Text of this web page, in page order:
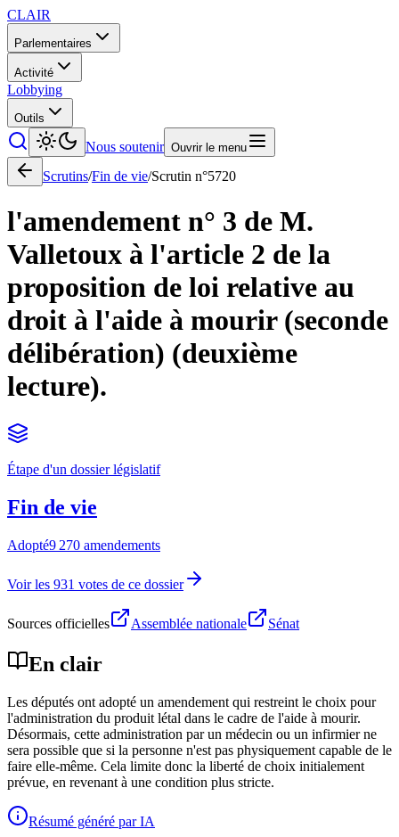
CLAIR
Parlementaires
Activité
Lobbying
Outils
Nous soutenir Ouvrir le menu
Scrutins/Fin de vie/Scrutin n°5720
l'amendement n° 3 de M.
Valletoux à l'article 2 de la
proposition de loi relative au
droit à l'aide à mourir (seconde
délibération) (deuxième
lecture).
Étape d'un dossier législatif
Fin de vie
Adopté9 270 amendements
Voir les 931 votes de ce dossier
Sources officielles Assemblée nationale Sénat
En clair
Les députés ont adopté un amendement qui restreint le choix pour
l'administration du produit létal dans le cadre de l'aide à mourir.
Désormais, cette administration par un médecin ou un infirmier ne
sera possible que si la personne n'est pas physiquement capable de le
faire elle-même. Cela limite donc la liberté de choix initialement
prévue, en revenant à une condition plus stricte.
Résumé généré par IA